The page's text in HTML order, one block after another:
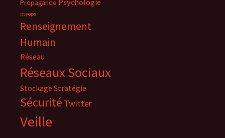
Propagande Psychologie
psyops
Renseignement
Humain
Réseau
Réseaux Sociaux
Stockage Stratégie
Sécurité Twitter
Veille